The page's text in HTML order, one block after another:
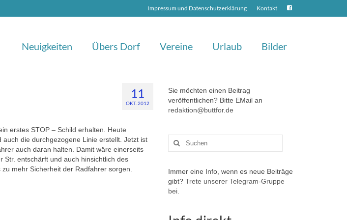
Impressum und Datenschutzerklärung Kontakt
Neuigkeiten Übers Dorf Vereine Urlaub Bilder
11
OKT. 2012
erstes STOP – Schild erhalten. Heute
die durchgezogene Linie erstellt. Jetzt ist
auch daran halten. Damit wäre einerseits
Str. entschärft und auch hinsichtlich des
mehr Sicherheit der Radfahrer sorgen.
Sie möchten einen Beitrag
veröffentlichen? Bitte EMail an
redaktion@buttfor.de
Suchen
nach:
Immer eine Info, wenn es neue Beiträge
gibt? Trete unserer Telegram-Gruppe
bei.